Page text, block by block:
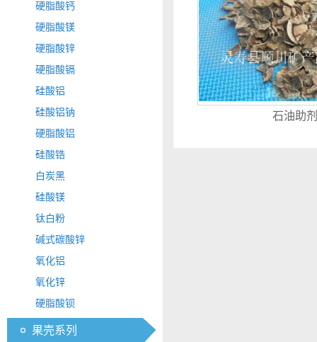
硬脂酸钙
硬脂酸镁
硬脂酸锌
硬脂酸镉
硅酸铝
硅酸铝钠
硬脂酸铝
硅酸锆
白炭黑
硅酸镁
钛白粉
碱式碳酸锌
氧化铝
氧化锌
硬脂酸钡
果壳系列
石油助剂